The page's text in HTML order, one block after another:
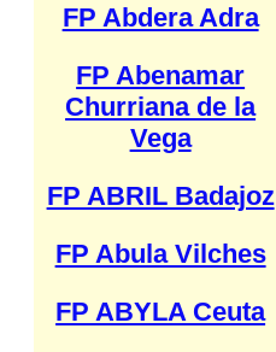
FP Abdera Adra
FP Abenamar
Churriana de la
Vega
FP ABRIL Badajoz
FP Abula Vilches
FP ABYLA Ceuta